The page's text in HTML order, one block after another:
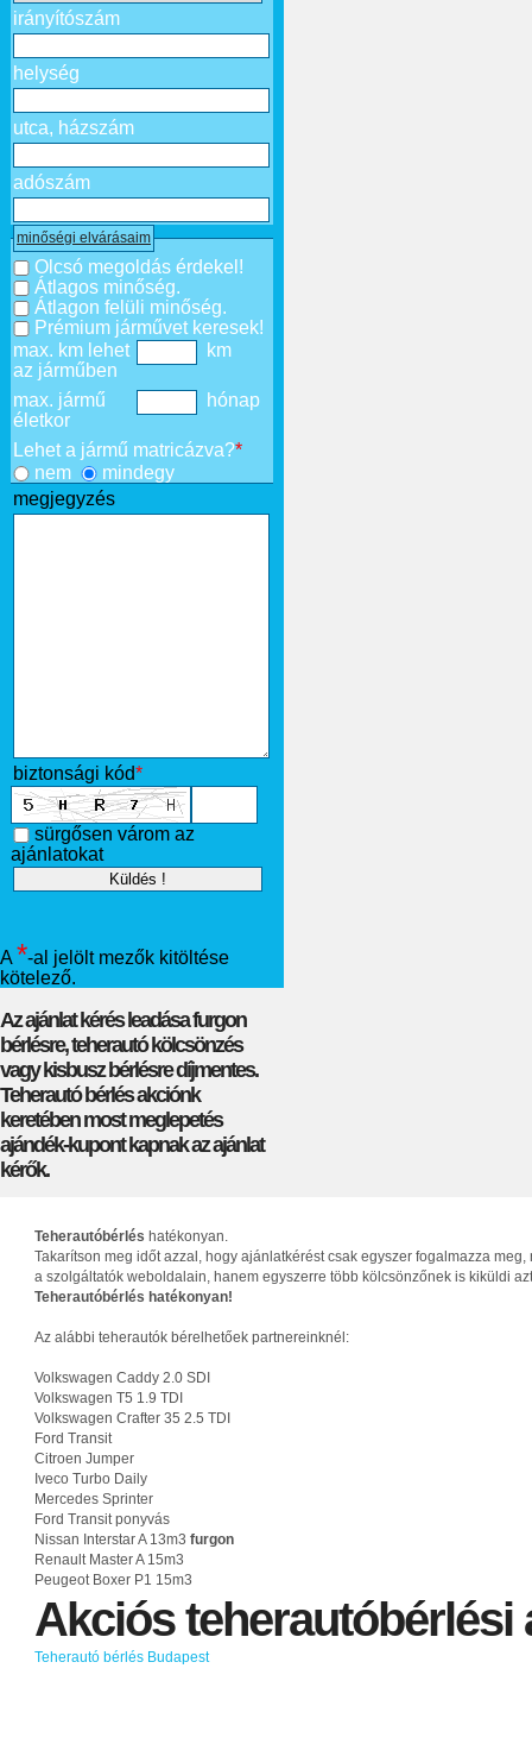
irányítószám
helység
utca, házszám
adószám
minőségi elvárásaim
Olcsó megoldás érdekel!
Átlagos minőség.
Átlagon felüli minőség.
Prémium járművet keresek!
max. km lehet
az járműben
km
max. jármű
életkor
hónap
Lehet a jármű matricázva?*
nem
mindegy
megjegyzés
biztonsági kód*
sürgősen várom az
ajánlatokat
A *-al jelölt mezők kitöltése
kötelező.
Az ajánlat kérés leadása furgon
bérlésre, teherautó kölcsönzés
vagy kisbusz bérlésre díjmentes.
Teherautó bérlés akciónk
keretében most meglepetés
ajándék-kupont kapnak az ajánlat
kérők.
Teherautóbérlés hatékonyan.
Takarítson meg időt azzal, hogy ajánlatkérést csak egyszer fogalmazza
a szolgáltatók weboldalain, hanem egyszerre több kölcsönzőnek is kiküldi
Teherautóbérlés hatékonyan!
Az alábbi teherautók bérelhetőek partnereinknél:
Volkswagen Caddy 2.0 SDI
Volkswagen T5 1.9 TDI
Volkswagen Crafter 35 2.5 TDI
Ford Transit
Citroen Jumper
Iveco Turbo Daily
Mercedes Sprinter
Ford Transit ponyvás
Nissan Interstar A 13m3 furgon
Renault Master A 15m3
Peugeot Boxer P1 15m3
Akciósteherautóbérlési
Teherautó bérlés Budapest